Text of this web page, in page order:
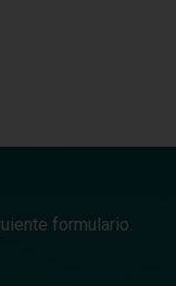
formulario.